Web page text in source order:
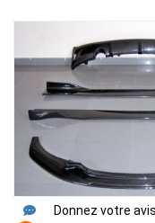
Donnez votre avis